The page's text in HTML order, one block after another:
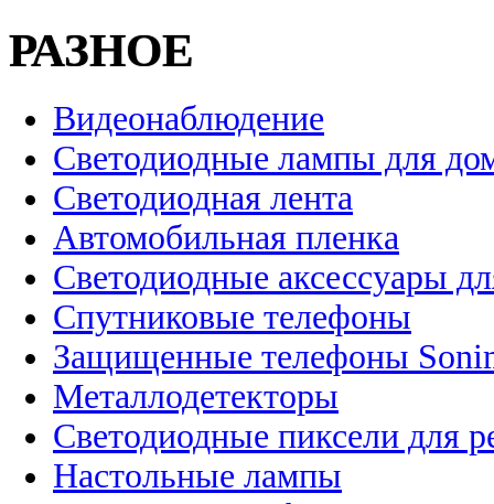
РАЗНОЕ
Видеонаблюдение
Светодиодные лампы для
Светодиодная лента
Автомобильная пленка
Светодиодные аксессуары
Спутниковые телефоны
Защищенные телефоны
Металлодетекторы
Светодиодные пиксели для
Настольные лампы